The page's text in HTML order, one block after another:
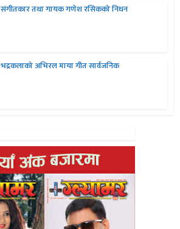
संगीतकार तथा गायक गणेश रसिकको निधन
भद्रकलाको अभिरल माया गीत सार्वजनिक